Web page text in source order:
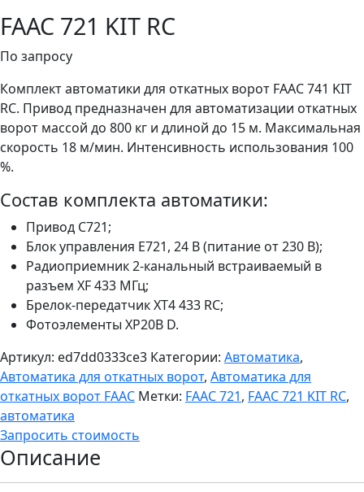
FAAC 721 KIT RC
По запросу
Комплект автоматики для откатных ворот FAAC 741 KIT
RC. Привод предназначен для автоматизации откатных
ворот массой до 800 кг и длиной до 15 м. Максимальная
скорость 18 м/мин. Интенсивность использования 100
%.
Состав комплекта автоматики:
Привод C721;
Блок управления Е721, 24 В (питание от 230 В);
Радиоприемник 2-канальный встраиваемый в
разъем XF 433 МГц;
Брелок-передатчик XT4 433 RC;
Фотоэлементы XP20B D.
Артикул: ed7dd0333ce3 Категории: Автоматика,
Автоматика для откатных ворот, Автоматика для
откатных ворот FAAC Метки: FAAC 721, FAAC 721 KIT RC,
автоматика
Запросить стоимость
Описание